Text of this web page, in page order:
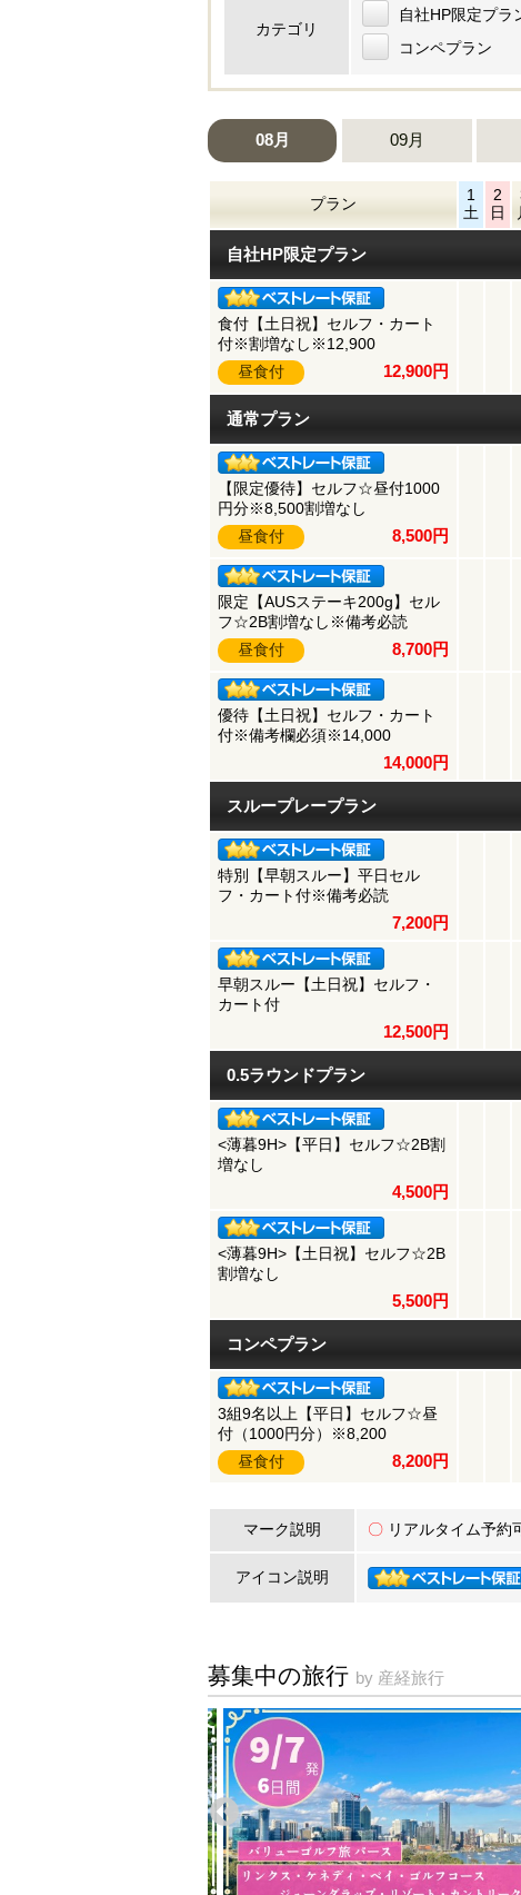
カテゴリ
自社HP限定プラ
コンペプラン
08月 09月
プラン
1
土
2
日
自社HP限定プラン
食付【土日祝】セルフ・カート
付※割増なし※12,900
昼食付
12,900円
通常プラン
【限定優待】セルフ☆昼付1000
円分※8,500割増なし
昼食付
8,500円
限定【AUSステーキ200g】セル
フ☆2B割増なし※備考必読
昼食付
8,700円
優待【土日祝】セルフ・カート
付※備考欄必須※14,000
14,000円
スループレープラン
特別【早朝スルー】平日セル
フ・カート付※備考必読
7,200円
早朝スルー【土日祝】セルフ・
カート付
12,500円
0.5ラウンドプラン
<薄暮9H>【平日】セルフ☆2B割
増なし
4,500円
<薄暮9H>【土日祝】セルフ☆2B
割増なし
5,500円
コンペプラン
3組9名以上【平日】セルフ☆昼
付（1000円分）※8,200
昼食付
8,200円
マーク説明 〇 リアルタイム予約
アイコン説明
募集中の旅行 by 産経旅行